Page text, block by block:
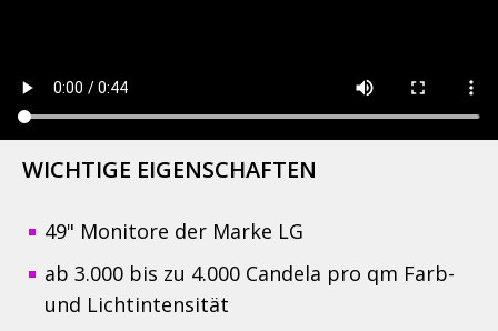
WICHTIGE EIGENSCHAFTEN
49" Monitore der Marke LG
ab 3.000 bis zu 4.000 Candela pro qm Farb-
und Lichtintensität